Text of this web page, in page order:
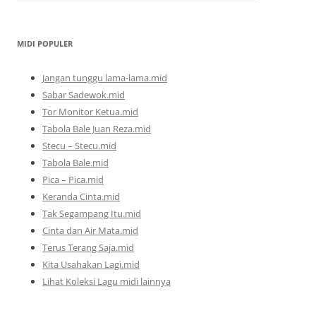
MIDI POPULER
Jangan tunggu lama-lama.mid
Sabar Sadewok.mid
Tor Monitor Ketua.mid
Tabola Bale Juan Reza.mid
Stecu – Stecu.mid
Tabola Bale.mid
Pica – Pica.mid
Keranda Cinta.mid
Tak Segampang Itu.mid
Cinta dan Air Mata.mid
Terus Terang Saja.mid
Kita Usahakan Lagi.mid
Lihat Koleksi Lagu midi lainnya